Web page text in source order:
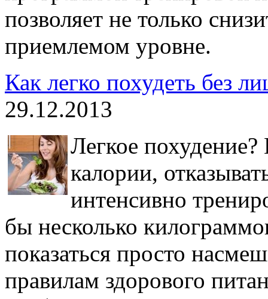
позволяет не только
приемлемом уровне.
Как легко похудеть без
29.12.2013
Легкое
калории,
интенсивно
бы несколько
показаться просто
правилам здорового